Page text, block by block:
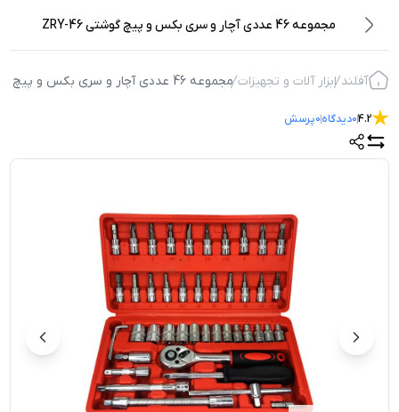
مجموعه 46 عددی آچار و سری بکس و پیچ گوشتی ZRY-46
آفلند ابزار آلات و تجهیزات مجموعه 46 عددی آچار و سری بکس و پیچ گوشتی ZRY-46
4.2
0دیدگاه0پرسش